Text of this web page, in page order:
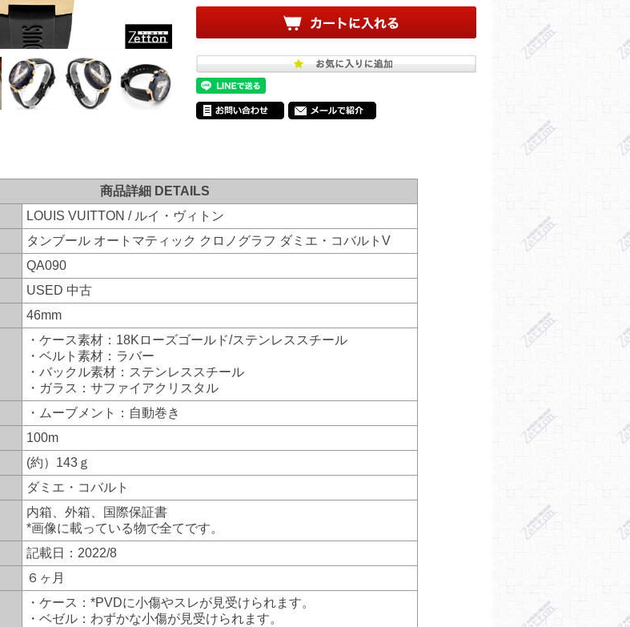
商品詳細 DETAILS
LOUIS VUITTON / ルイ・ヴィトン
タンブール オートマティック クロノグラフ ダミエ・コバルトV
QA090
USED 中古
46mm
・ケース素材：18Kローズゴールド/ステンレススチール
・ベルト素材：ラバー
・バックル素材：ステンレススチール
・ガラス：サファイアクリスタル
・ムーブメント：自動巻き
100m
(約）143ｇ
ダミエ・コバルト
内箱、外箱、国際保証書
*画像に載っている物で全てです。
記載日：2022/8
６ヶ月
・ケース：*PVDに小傷やスレが見受けられます。
・ベゼル：わずかな小傷が見受けられます。